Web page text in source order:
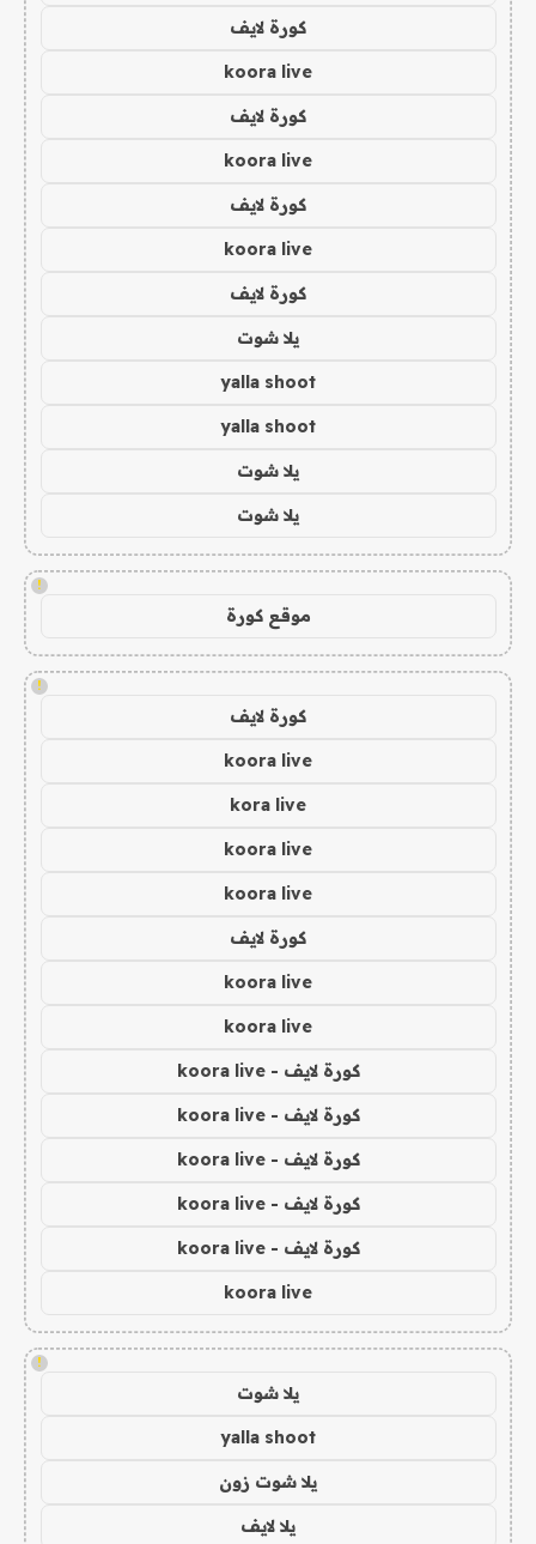
كورة لايف
koora live
كورة لايف
koora live
كورة لايف
koora live
كورة لايف
يلا شوت
yalla shoot
yalla shoot
يلا شوت
يلا شوت
!
موقع كورة
!
كورة لايف
koora live
kora live
koora live
koora live
كورة لايف
koora live
koora live
كورة لايف - koora live
كورة لايف - koora live
كورة لايف - koora live
كورة لايف - koora live
كورة لايف - koora live
koora live
!
يلا شوت
yalla shoot
يلا شوت زون
يلا لايف